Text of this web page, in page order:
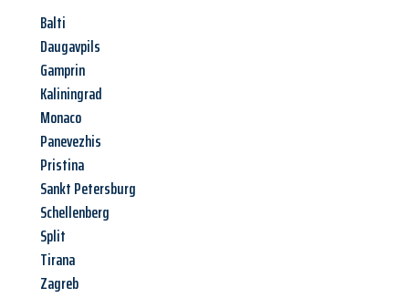
Balti
Daugavpils
Gamprin
Kaliningrad
Monaco
Panevezhis
Pristina
Sankt Petersburg
Schellenberg
Split
Tirana
Zagreb